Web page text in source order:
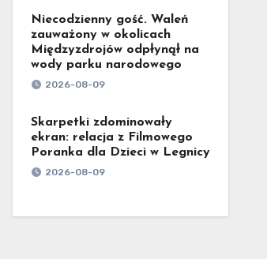
Niecodzienny gość. Waleń
zauważony w okolicach
Międzyzdrojów odpłynął na
wody parku narodowego
2026-08-09
Skarpetki zdominowały
ekran: relacja z Filmowego
Poranka dla Dzieci w Legnicy
2026-08-09